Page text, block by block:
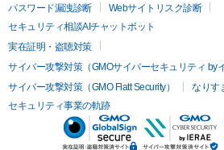
パスワード漏洩診断
Webサイトリスク診断
セキュリティ相談AIチャットボット
実在証明・盗聴対策
サイバー攻撃対策（GMOサイバーセキュリティ by
サイバー攻撃対策（GMO Flatt Security）
なりす
セキュリティ事業の軌跡